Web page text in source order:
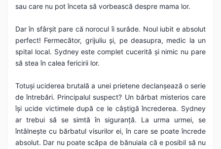
sau care nu pot înceta să vorbească despre mama lor.
Dar în sfârșit pare că norocul îi surâde. Noul iubit e absolut
perfect! Fermecător, grijuliu și, pe deasupra, medic la un
spital local. Sydney este complet cucerită și nimic nu pare
să stea în calea fericirii lor.
Totuși uciderea brutală a unei prietene declanșează o serie
de întrebări. Principalul suspect? Un bărbat misterios care
își ucide victimele după ce le câștigă încrederea. Sydney
ar trebui să se simtă în siguranță. La urma urmei, se
întâlnește cu bărbatul visurilor ei, în care se poate încrede
absolut. Dar nu poate scăpa de bănuiala că e posibil să nu